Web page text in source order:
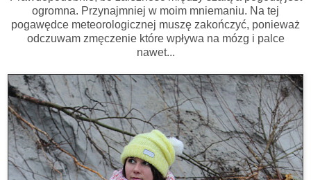
ogromna. Przynajmniej w moim mniemaniu. Na tej
pogawędce meteorologicznej muszę zakończyć, ponieważ
odczuwam zmęczenie które wpływa na mózg i palce
nawet...